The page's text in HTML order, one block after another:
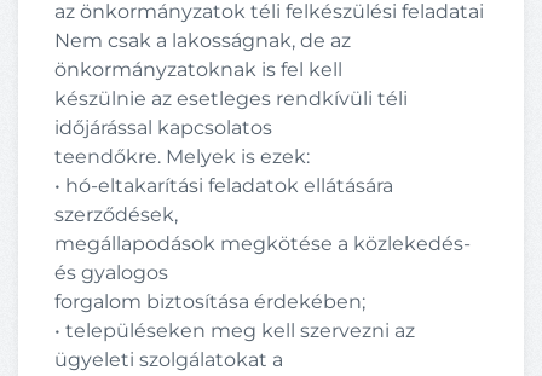
az önkormányzatok téli felkészülési feladatai
Nem csak a lakosságnak, de az
önkormányzatoknak is fel kell
készülnie az esetleges rendkívüli téli
időjárással kapcsolatos
teendőkre. Melyek is ezek:
• hó-eltakarítási feladatok ellátására
szerződések,
megállapodások megkötése a közlekedés-
és gyalogos
forgalom biztosítása érdekében;
• településeken meg kell szervezni az
ügyeleti szolgálatokat a